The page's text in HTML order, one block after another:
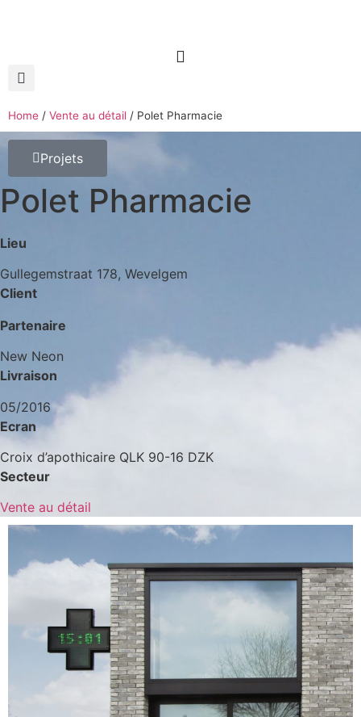
Home / Vente au détail / Polet Pharmacie
Projets
Polet Pharmacie
Lieu
Gullegemstraat 178, Wevelgem
Client
Partenaire
New Neon
Livraison
05/2016
Ecran
Croix d’apothicaire QLK 90-16 DZK
Secteur
Vente au détail